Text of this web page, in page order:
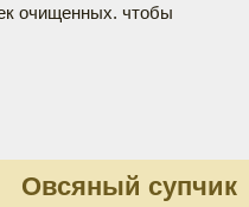
очищенных. чтобы
Овсяный супчик